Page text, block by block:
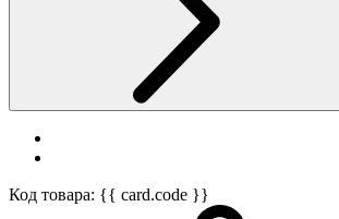
Код товара: {{ card.code }}